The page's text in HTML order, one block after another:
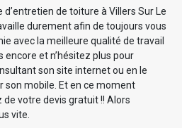
de toiture à Villers Sur Le
durement afin de toujours vous
avec la meilleure qualité de travail
encore et n’hésitez plus pour
son site internet ou en le
mobile. Et en ce moment
votre devis gratuit !! Alors
vite.